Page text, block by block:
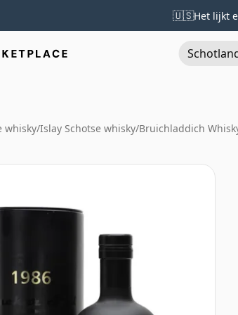
🇺🇸Het lijkt
whisky/Islay Schotse whisky/Bruichladdich